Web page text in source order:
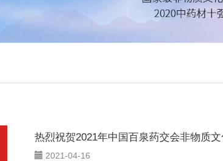
热烈祝贺2021年中国百泉药交会非物质
2021-04-16